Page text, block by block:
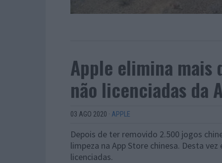
Apple elimina mais
não licenciadas da
03 AGO 2020 · APPLE
Depois de ter removido 2.500 jogos
limpeza na App Store chinesa. Desta
licenciadas.